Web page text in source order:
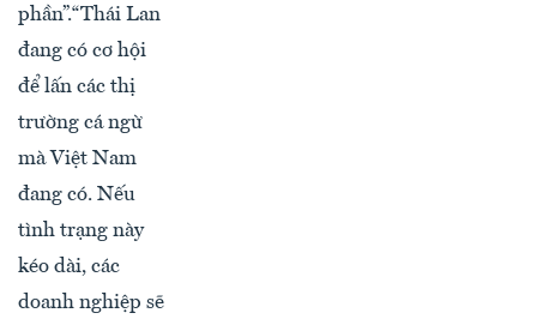
phần”.“Thái Lan
đang có cơ hội
để lấn các thị
trường cá ngừ
mà Việt Nam
đang có. Nếu
tình trạng này
kéo dài, các
doanh nghiệp sẽ